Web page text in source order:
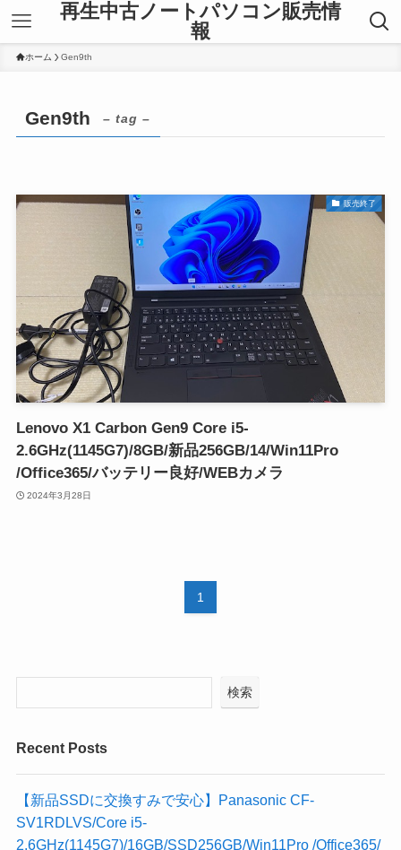
再生中古ノートパソコン販売情
報
ホーム Gen9th
Gen9th – tag –
販売終了
Lenovo X1 Carbon Gen9 Core i5-
2.6GHz(1145G7)/8GB/新品256GB/14/Win11Pro
/Office365/バッテリー良好/WEBカメラ
2024年3月28日
1
検索
Recent Posts
【新品SSDに交換すみで安心】Panasonic CF-
SV1RDLVS/Core i5-
2.6GHz(1145G7)/16GB/SSD256GB/Win11Pro /Office365/